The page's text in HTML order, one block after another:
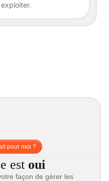
pour moi ?
est oui
façon de gérer les